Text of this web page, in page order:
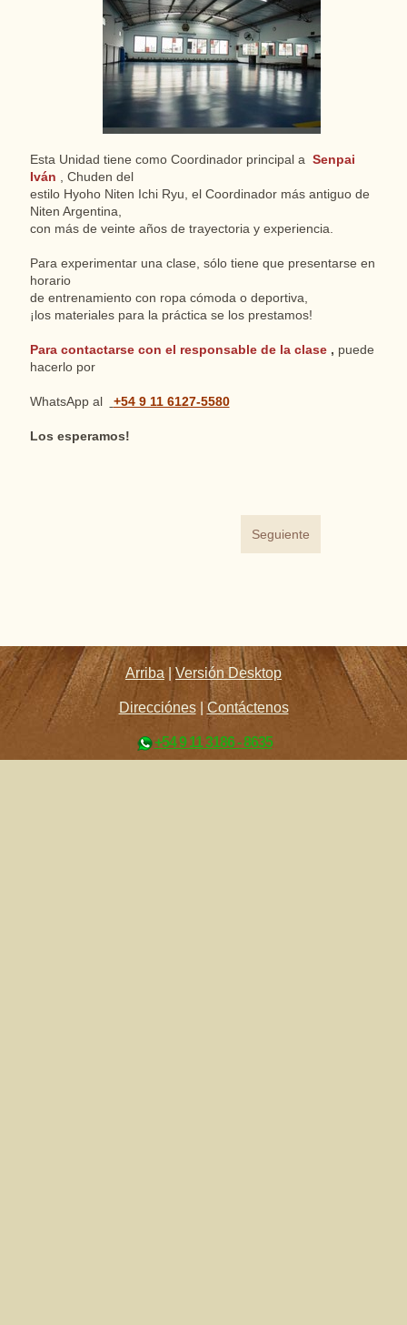
Esta Unidad tiene como Coordinador principal a Senpai
Iván , Chuden del
estilo Hyoho Niten Ichi Ryu, el Coordinador más antiguo de
Niten Argentina,
con más de veinte años de trayectoria y experiencia.
Para experimentar una clase, sólo tiene que presentarse en
horario
de entrenamiento con ropa cómoda o deportiva,
¡los materiales para la práctica se los prestamos!
Para contactarse con el responsable de la clase , puede
hacerlo por
WhatsApp al +54 9 11 6127-5580
Los esperamos!
Seguiente
Arriba |Versión Desktop
Direcciónes| Contáctenos
+54 9 11 3186 - 8635